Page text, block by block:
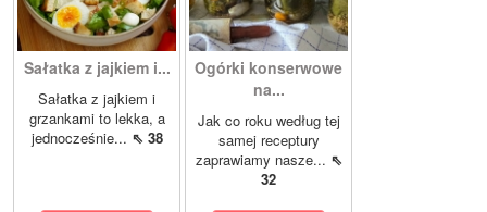
Sałatka z jajkiem i...
Sałatka z jajkiem i
grzankami to lekka, a
jednocześnie... ⇖ 38
Ogórki konserwowe
na...
Jak co roku według tej
samej receptury
zaprawiamy nasze... ⇖
32